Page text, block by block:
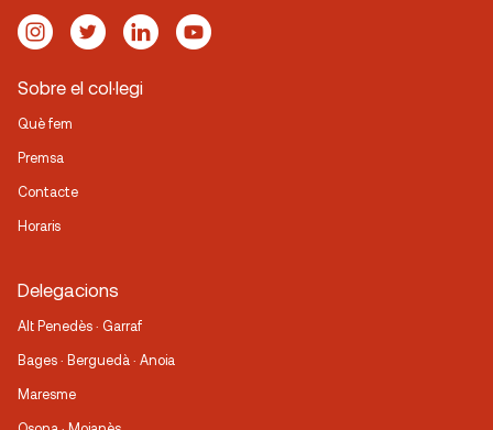
Sobre el col·legi
Què fem
Premsa
Contacte
Horaris
Delegacions
Alt Penedès · Garraf
Bages · Berguedà · Anoia
Maresme